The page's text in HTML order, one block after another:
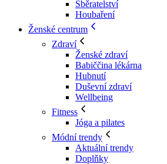
Sběratelství
Houbaření
Ženské centrum
Zdraví
Ženské zdraví
Babiččina lékárna
Hubnutí
Duševní zdraví
Wellbeing
Fitness
Jóga a pilates
Módní trendy
Aktuální trendy
Doplňky